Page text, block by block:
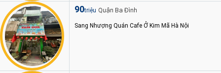
90triệu Quận Ba Đình
Sang Nhượng Quán Cafe Ở Kim Mã Hà Nội